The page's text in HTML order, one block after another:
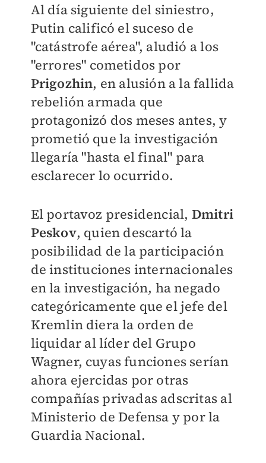
Al día siguiente del siniestro,
Putin calificó el suceso de
"catástrofe aérea", aludió a los
"errores" cometidos por
Prigozhin, en alusión a la fallida
rebelión armada que
protagonizó dos meses antes, y
prometió que la investigación
llegaría "hasta el final" para
esclarecer lo ocurrido.
El portavoz presidencial, Dmitri
Peskov, quien descartó la
posibilidad de la participación
de instituciones internacionales
en la investigación, ha negado
categóricamente que el jefe del
Kremlin diera la orden de
liquidar al líder del Grupo
Wagner, cuyas funciones serían
ahora ejercidas por otras
compañías privadas adscritas al
Ministerio de Defensa y por la
Guardia Nacional.